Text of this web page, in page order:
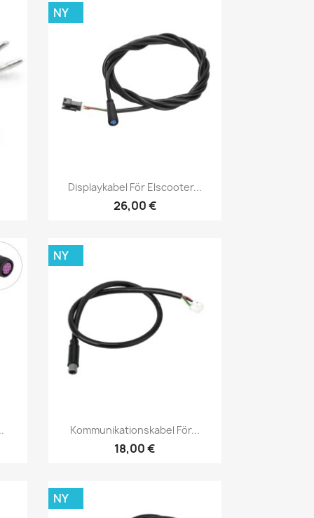
Snabbvy
Displaykabel För Elscooter...
26,00 €
NY
Snabbvy
Kommunikationskabel För...
18,00 €
NY
NY